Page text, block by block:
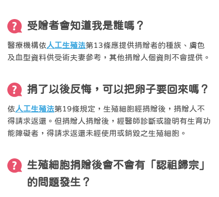
受贈者會知道我是誰嗎？
醫療機構依人工生殖法第13條應提供捐贈者的種族、膚色
及血型資料供受術夫妻參考，其他捐贈人個資則不會提供。
捐了以後反悔，可以把卵子要回來嗎？
依人工生殖法第19條規定，生殖細胞經捐贈後，捐贈人不
得請求返還。但捐贈人捐贈後，經醫師診斷或證明有生育功
能障礙者，得請求返還未經使用或銷毀之生殖細胞。
生殖細胞捐贈後會不會有「認祖歸宗」
的問題發生？